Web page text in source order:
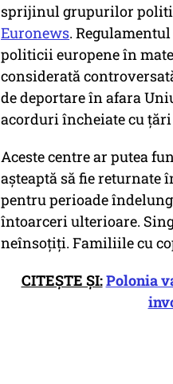
sprijinul grupurilor
Euronews.
politicii europene în
considerată
de deportare în afara
acorduri încheiate cu
Aceste centre ar putea
așteaptă să fie returnate
pentru perioade
întoarceri ulterioare.
neînsoțiți. Familiile cu
CITEȘTE ȘI:Polonia